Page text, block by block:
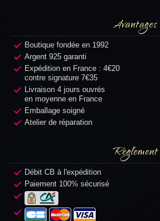
Avantages
Boutique fondée en 1992
Argent 925 garanti
Expédition en France : 4€20
contre signature 7€35
Livraison 4 jours ouvrés
en moyenne en France
Emballage soigné
Atelier de réparation
Règlement
Débit CB à l'expédition
Paiement 100% sécurisé